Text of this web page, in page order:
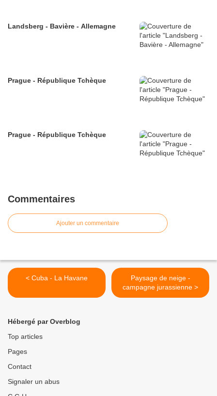
Landsberg - Bavière - Allemagne
Prague - République Tchèque
Prague - République Tchèque
Commentaires
Ajouter un commentaire
< Cuba - La Havane
Paysage de neige -
campagne jurassienne >
Hébergé par Overblog
Top articles
Pages
Contact
Signaler un abus